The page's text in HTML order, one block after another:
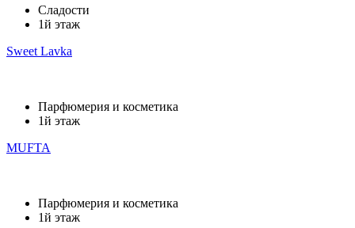
Сладости
1й этаж
Sweet Lavka
Парфюмерия и косметика
1й этаж
MUFTA
Парфюмерия и косметика
1й этаж